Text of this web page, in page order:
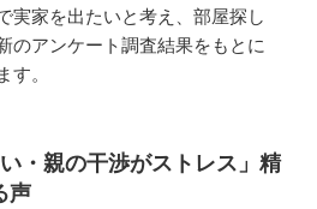
実家を出たいと考え、部屋探し
のアンケート調査結果をもとに
す。
・親の干渉がストレス」精
声